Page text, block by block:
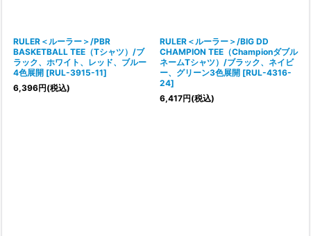
RULER＜ルーラー＞/PBR
BASKETBALL TEE（Tシャツ）/ブ
ラック、ホワイト、レッド、ブルー
4色展開 [RUL-3915-11]
6,396円(税込)
RULER＜ルーラー＞/BIG DD
CHAMPION TEE（Championダブル
ネームTシャツ）/ブラック、ネイビ
ー、グリーン3色展開 [RUL-4316-
24]
6,417円(税込)